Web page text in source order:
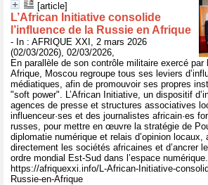
[article]
L’African Initiative consolide
l’influence de la Russie en Afrique
- In : AFRIQUE XXI, 2 mars 2026
(02/03/2026), 02/03/2026,
En parallèle de son contrôle militaire exercé par
Afrique, Moscou regroupe tous ses leviers
médiatiques, afin de promouvoir ses propres
"soft power". L’African Initiative, un dispositif
agences de presse et structures associatives
influenceur·ses et des journalistes africain·es
russes, pour mettre en œuvre la stratégie de
diplomatie numérique et relais d’opinion locaux,
directement les sociétés africaines et d’ancrer
ordre mondial Est-Sud dans l’espace numérique.
https://afriquexxi.info/L-African-Initiative-
Russie-en-Afrique